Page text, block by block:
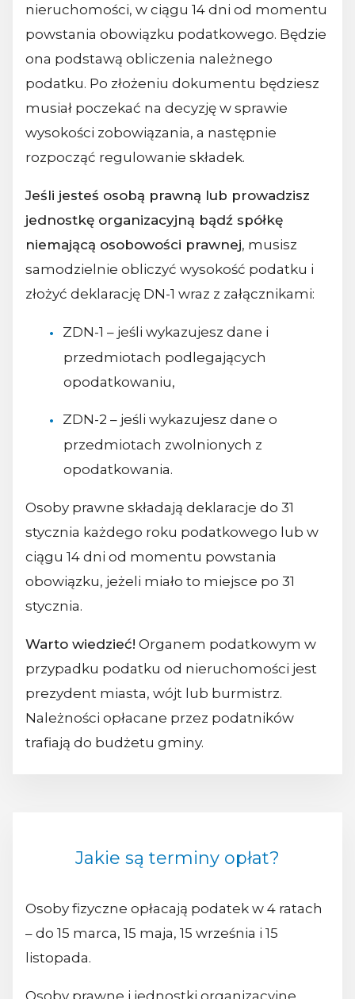
nieruchomości, w ciągu 14 dni od momentu
powstania obowiązku podatkowego. Będzie
ona podstawą obliczenia należnego
podatku. Po złożeniu dokumentu będziesz
musiał poczekać na decyzję w sprawie
wysokości zobowiązania, a następnie
rozpocząć regulowanie składek.
Jeśli jesteś osobą prawną lub prowadzisz
jednostkę organizacyjną bądź spółkę
niemającą osobowości prawnej, musisz
samodzielnie obliczyć wysokość podatku i
złożyć deklarację DN-1 wraz z załącznikami:
ZDN-1 – jeśli wykazujesz dane i
przedmiotach podlegających
opodatkowaniu,
ZDN-2 – jeśli wykazujesz dane o
przedmiotach zwolnionych z
opodatkowania.
Osoby prawne składają deklaracje do 31
stycznia każdego roku podatkowego lub w
ciągu 14 dni od momentu powstania
obowiązku, jeżeli miało to miejsce po 31
stycznia.
Warto wiedzieć! Organem podatkowym w
przypadku podatku od nieruchomości jest
prezydent miasta, wójt lub burmistrz.
Należności opłacane przez podatników
trafiają do budżetu gminy.
Jakie są terminy opłat?
Osoby fizyczne opłacają podatek w 4 ratach
– do 15 marca, 15 maja, 15 września i 15
listopada.